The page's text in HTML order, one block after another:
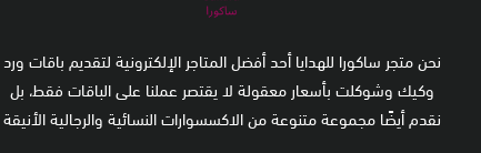
نحن متجر ساكورا للهدايا أحد أفضل المتاجر الإلكترونية لتقديم باقات ورد
وكيك وشوكلت بأسعار معقولة لا يقتصر عملنا على الباقات فقط، بل
نقدم أيضًا مجموعة متنوعة من الاكسسوارات النسائية والرجالية الأنيقة